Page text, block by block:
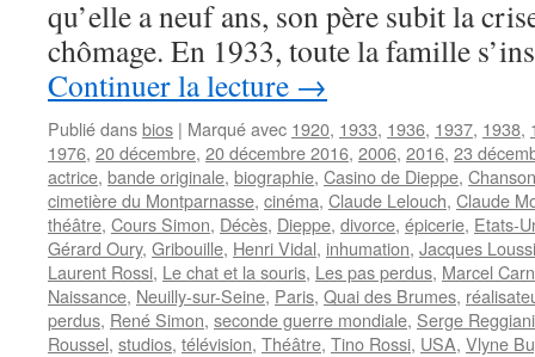
qu’elle a neuf ans, son père subit la
chômage. En 1933, toute la famille
Continuer la lecture →
Publié dansbios | Marqué avec 1920, 1933, 1936, 1937, 1938,
1976, 20 décembre, 20 décembre 2016, 2006, 2016, 23
actrice, bande originale, biographie, Casino de Dieppe,
cimetière du Montparnasse, cinéma, Claude Lelouch, Claude
théâtre, Cours Simon, Décès, Dieppe, divorce, épicerie, Etats-
Gérard Oury, Gribouille, Henri Vidal, inhumation, Jacques
Laurent Rossi, Le chat et la souris, Les pas perdus, Marcel
Naissance, Neuilly-sur-Seine, Paris, Quai des Brumes,
perdus, René Simon, seconde guerre mondiale, Serge Reggiani
Roussel, studios, télévision, Théâtre, Tino Rossi, USA, Vlyne